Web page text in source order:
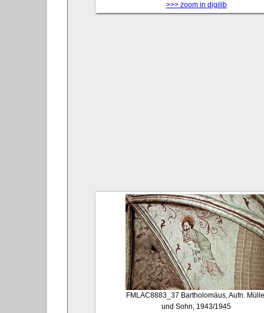
>>> zoom in digilib
FMLAC8883_37 Bartholomäus, Aufn.
und Sohn, 1943/1945